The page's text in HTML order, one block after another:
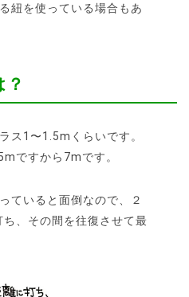
紐を使っている場合もあ
ス1〜1.5mくらいです。
ですから7mです。
ていると面倒なので、２
、その間を往復させて最